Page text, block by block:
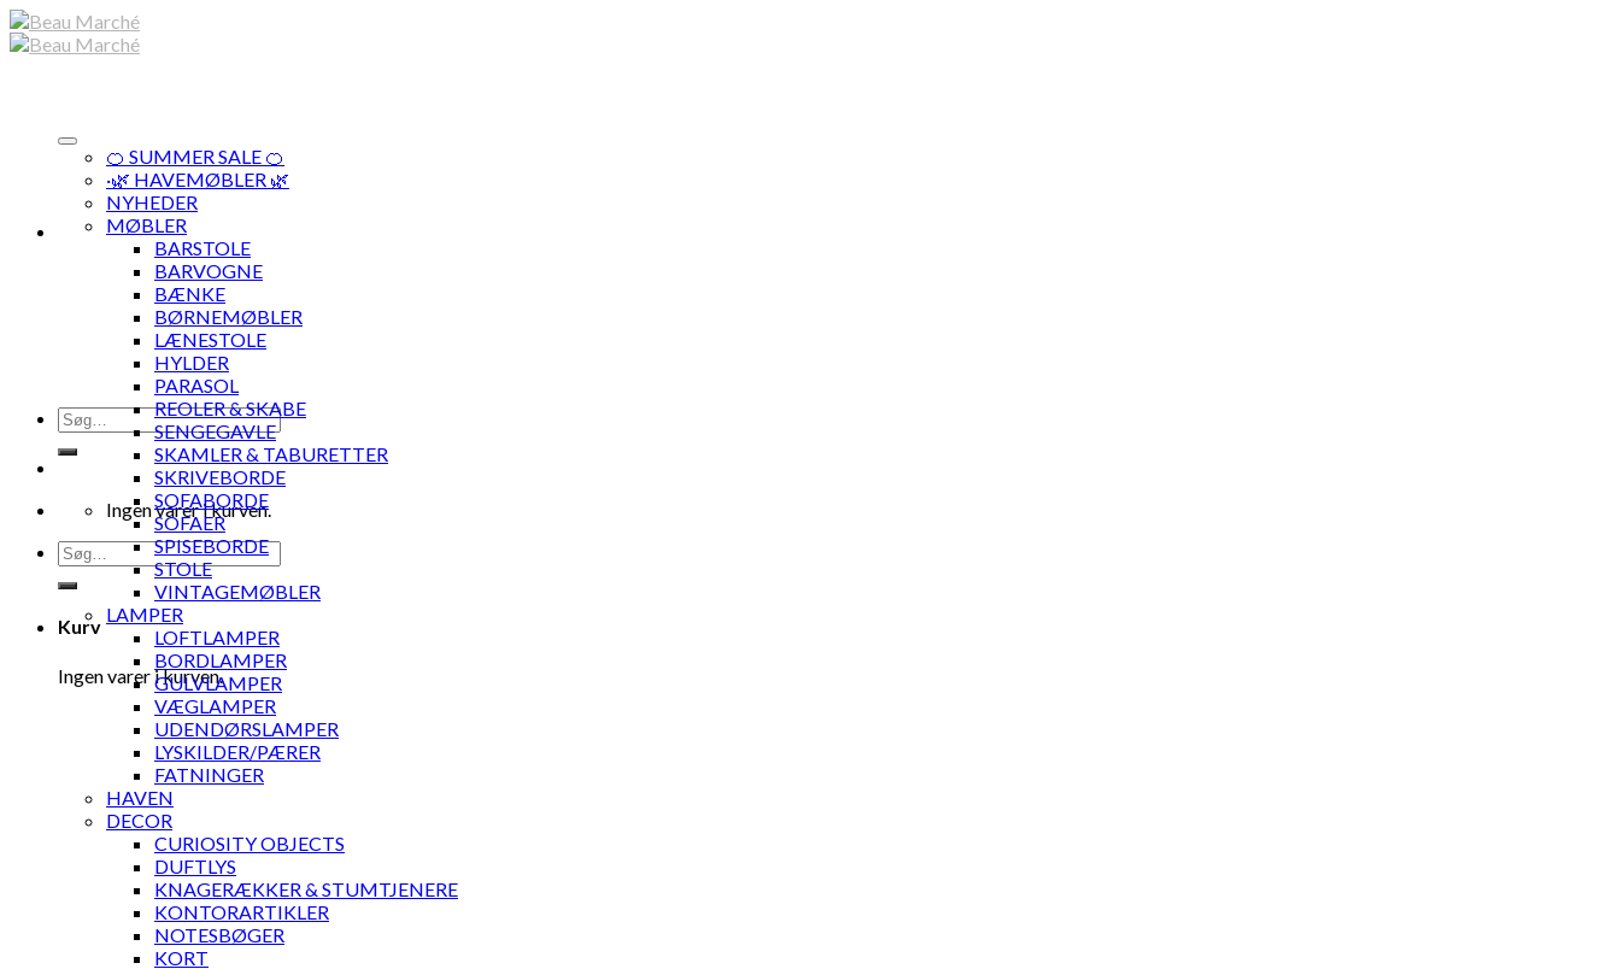
Skip
to
Søg
efter:
Ingen varer i kurven.
Søg
efter:
Kurv
Ingen varer i kurven.
🍊 SUMMER SALE 🍊
·🌿 HAVEMØBLER 🌿
NYHEDER
MØBLER
BARSTOLE
BARVOGNE
BÆNKE
BØRNEMØBLER
LÆNESTOLE
HYLDER
PARASOL
REOLER & SKABE
SENGEGAVLE
SKAMLER & TABURETTER
SKRIVEBORDE
SOFABORDE
SOFAER
SPISEBORDE
STOLE
VINTAGEMØBLER
LAMPER
LOFTLAMPER
BORDLAMPER
GULVLAMPER
VÆGLAMPER
UDENDØRSLAMPER
LYSKILDER/PÆRER
FATNINGER
HAVEN
DECOR
CURIOSITY OBJECTS
DUFTLYS
KNAGERÆKKER & STUMTJENERE
KONTORARTIKLER
NOTESBØGER
KORT